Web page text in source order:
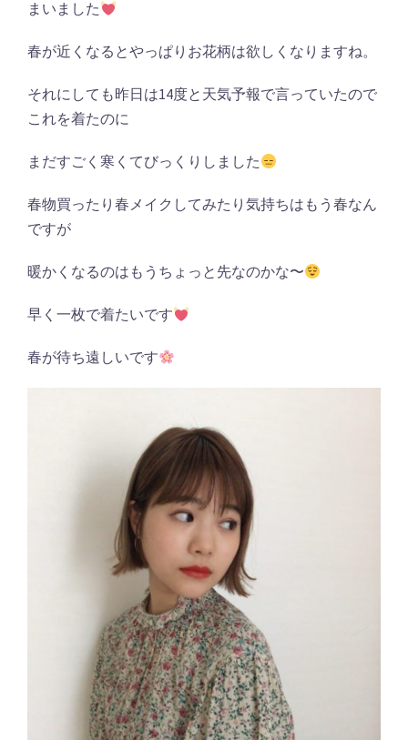
まいました
春が近くなるとやっぱりお花柄は欲しくなりますね。
それにしても昨日は14度と天気予報で言っていたので
これを着たのに
まだすごく寒くてびっくりしました
春物買ったり春メイクしてみたり気持ちはもう春なん
ですが
暖かくなるのはもうちょっと先なのかな〜
早く一枚で着たいです
春が待ち遠しいです